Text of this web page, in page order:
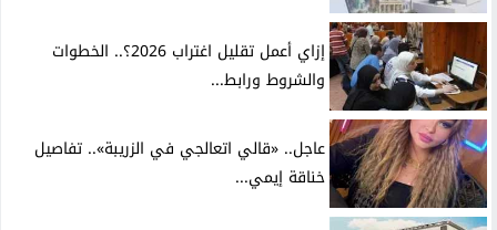
إزاي أعمل تقليل اغتراب 2026؟.. الخطوات
والشروط ورابط...
عاجل.. «قالي اتعالجي في الزريبة».. تفاصيل
خناقة إيمي...